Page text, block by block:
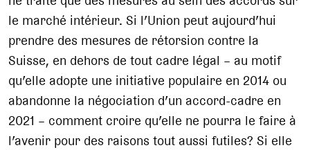
le marché intérieur. Si l’Union peut aujourd’hui
prendre des mesures de rétorsion contre la
Suisse, en dehors de tout cadre légal – au motif
qu’elle adopte une initiative populaire en 2014 ou
abandonne la négociation d’un accord-cadre en
2021 – comment croire qu’elle ne pourra le faire à
l’avenir pour des raisons tout aussi futiles? Si elle